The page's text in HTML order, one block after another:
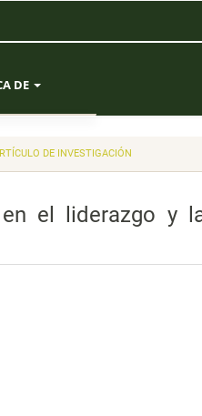
DE
DE INVESTIGACIÓN
el liderazgo y